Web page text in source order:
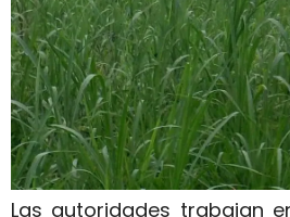
Las autoridades trabajan